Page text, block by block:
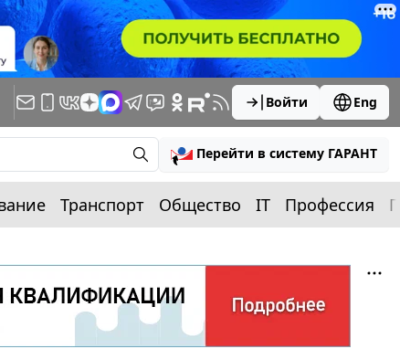
Войти Eng
Перейти в систему ГАРАНТ
Транспорт Общество IT Профессия